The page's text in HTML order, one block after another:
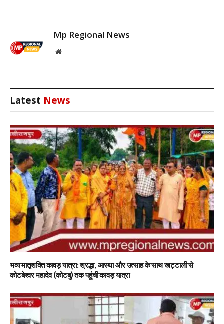
Mp Regional News
Website
Latest News
भव्य मातृशक्ति कावड़ यात्रा: श्रद्धा, आस्था और उत्साह के साथ खट्टाली से
कोटबेश्वर महादेव (कोटबु) तक पहुंची कावड़ यात्रा